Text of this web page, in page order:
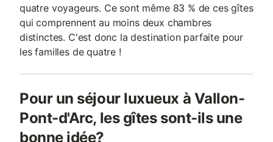
quatre voyageurs. Ce sont même 83 % de ces gîtes
qui comprennent au moins deux chambres
distinctes. C'est donc la destination parfaite pour
les familles de quatre !
Pour un séjour luxueux à Vallon-
Pont-d'Arc, les gîtes sont-ils une
bonne idée?